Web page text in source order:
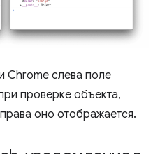
Chrome слева поле
проверке объекта,
оно отображается.